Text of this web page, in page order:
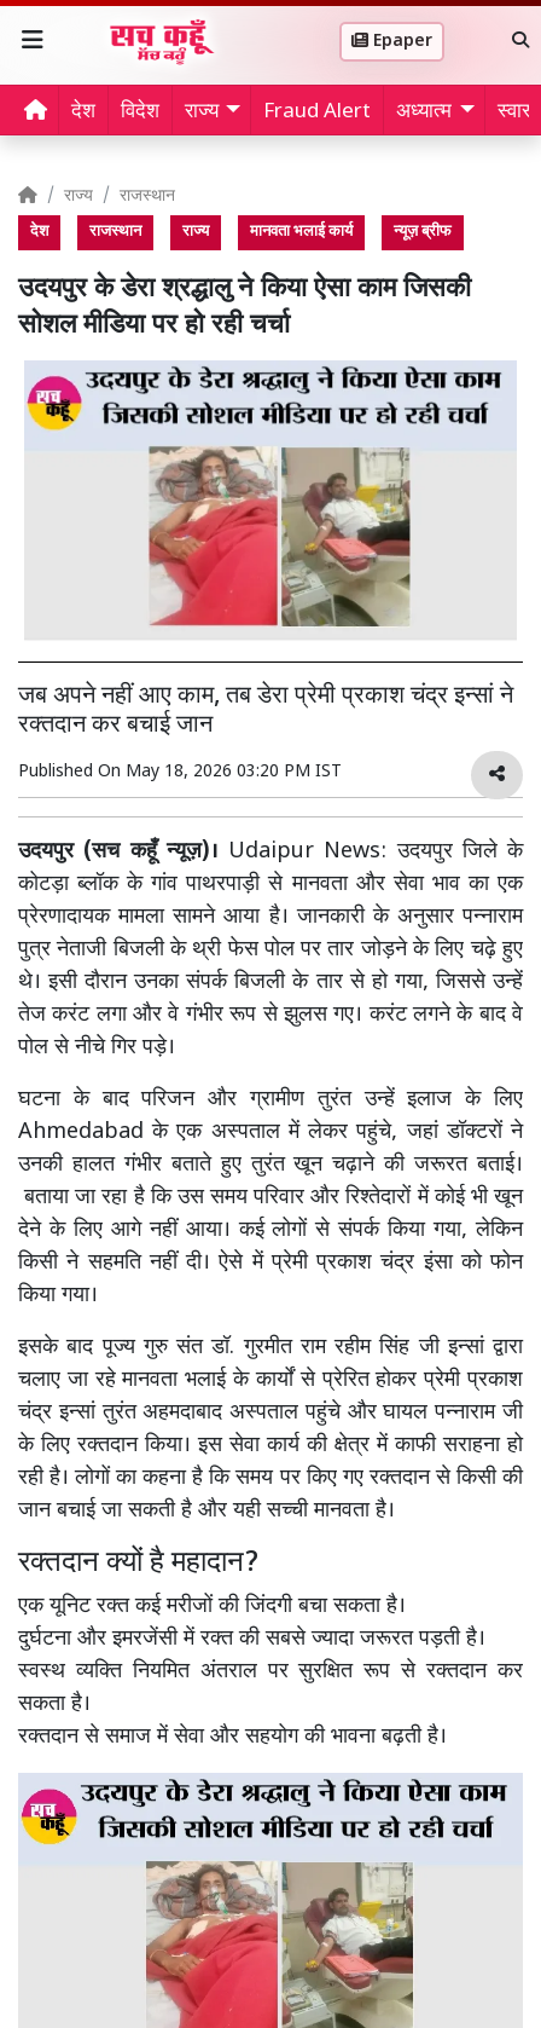
Epaper
देश विदेश राज्य Fraud Alert अध्यात्म
राज्य राजस्थान
देश राजस्थान राज्य मानवता भलाई कार्य न्यूज़ ब्रीफ
उदयपुर के डेरा श्रद्धालु ने किया ऐसा काम जिसकी
सोशल मीडिया पर हो रही चर्चा
जब अपने नहीं आए काम, तब डेरा प्रेमी प्रकाश चंद्र इन्सां ने
रक्तदान कर बचाई जान
Published On May 18, 2026 03:20 PM IST
उदयपुर (सच कहूँ न्यूज़)। Udaipur News: उदयपुर जिले के
कोटड़ा ब्लॉक के गांव पाथरपाड़ी से मानवता और सेवा भाव का एक
प्रेरणादायक मामला सामने आया है। जानकारी के अनुसार पन्नाराम
पुत्र नेताजी बिजली के थ्री फेस पोल पर तार जोड़ने के लिए चढ़े हुए
थे। इसी दौरान उनका संपर्क बिजली के तार से हो गया, जिससे उन्हें
तेज करंट लगा और वे गंभीर रूप से झुलस गए। करंट लगने के बाद वे
पोल से नीचे गिर पड़े।
घटना के बाद परिजन और ग्रामीण तुरंत उन्हें इलाज के लिए
Ahmedabad के एक अस्पताल में लेकर पहुंचे, जहां डॉक्टरों ने
उनकी हालत गंभीर बताते हुए तुरंत खून चढ़ाने की जरूरत बताई।
बताया जा रहा है कि उस समय परिवार और रिश्तेदारों में कोई भी खून
देने के लिए आगे नहीं आया। कई लोगों से संपर्क किया गया, लेकिन
किसी ने सहमति नहीं दी। ऐसे में प्रेमी प्रकाश चंद्र इंसा को फोन
किया गया।
इसके बाद पूज्य गुरु संत डॉ. गुरमीत राम रहीम सिंह जी इन्सां द्वारा
चलाए जा रहे मानवता भलाई के कार्यों से प्रेरित होकर प्रेमी प्रकाश
चंद्र इन्सां तुरंत अहमदाबाद अस्पताल पहुंचे और घायल पन्नाराम जी
के लिए रक्तदान किया। इस सेवा कार्य की क्षेत्र में काफी सराहना हो
रही है। लोगों का कहना है कि समय पर किए गए रक्तदान से किसी की
जान बचाई जा सकती है और यही सच्ची मानवता है।
रक्तदान क्यों है महादान?
एक यूनिट रक्त कई मरीजों की जिंदगी बचा सकता है।
दुर्घटना और इमरजेंसी में रक्त की सबसे ज्यादा जरूरत पड़ती है।
स्वस्थ व्यक्ति नियमित अंतराल पर सुरक्षित रूप से रक्तदान कर
सकता है।
रक्तदान से समाज में सेवा और सहयोग की भावना बढ़ती है।